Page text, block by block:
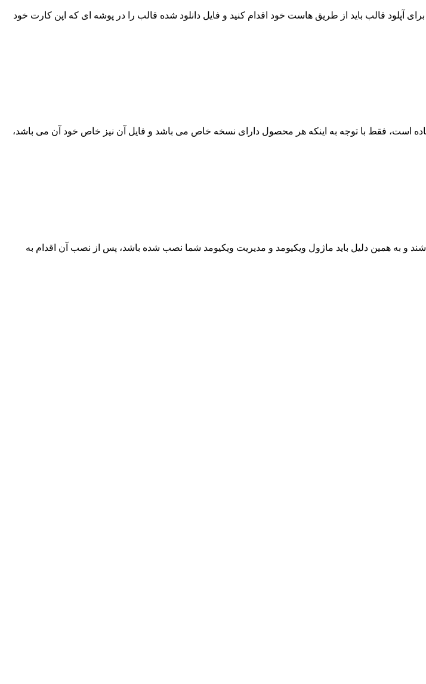
آپلود قالب باید از طریق هاست خود اقدام کنید و فایل دانلود شده قالب را در پوشه ای که اپن کارت خود
است، فقط با توجه به اینکه هر محصول دارای نسخه خاص می باشد و فایل آن نیز خاص خود آن می باشد،
و به همین دلیل باید ماژول ویکیومد و مدیریت ویکیومد شما نصب شده باشد، پس از نصب آن اقدام به